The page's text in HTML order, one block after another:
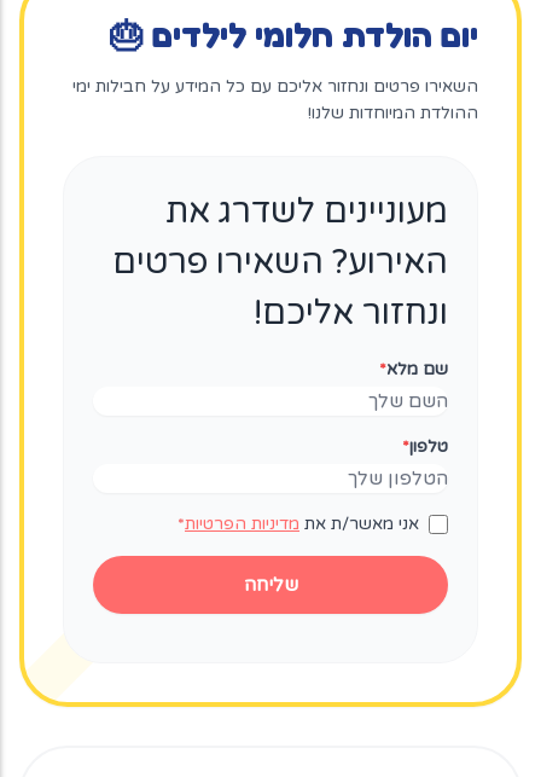
יום הולדת חלומי לילדים 🎂
השאירו פרטים ונחזור אליכם עם כל המידע על חבילות ימי
ההולדת המיוחדות שלנו!
מעוניינים לשדרג את
האירוע? השאירו פרטים
ונחזור אליכם!
שם מלא*
טלפון*
אני מאשר/ת את מדיניות הפרטיות*
שליחה